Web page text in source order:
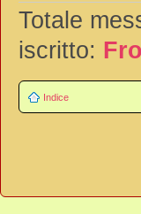
Totale
iscritto:
Indice